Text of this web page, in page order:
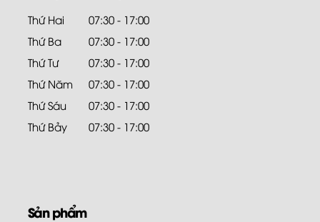
Thứ Hai
07:30 - 17:00
Thứ Ba
07:30 - 17:00
Thứ Tư
07:30 - 17:00
Thứ Năm
07:30 - 17:00
Thứ Sáu
07:30 - 17:00
Thứ Bảy
07:30 - 17:00
Sản phẩm